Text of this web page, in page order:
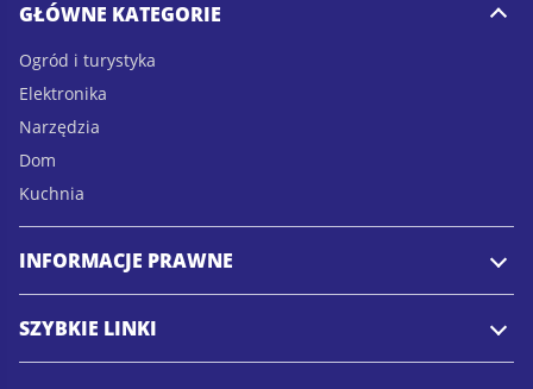
GŁÓWNE KATEGORIE
Ogród i turystyka
Elektronika
Narzędzia
Dom
Kuchnia
INFORMACJE PRAWNE
SZYBKIE LINKI